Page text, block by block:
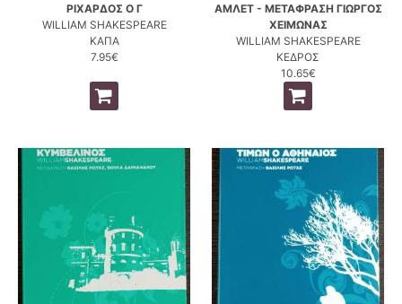
ΡΙΧΑΡΔΟΣ Ο Γ
WILLIAM SHAKESPEARE
ΚΑΠΑ
7.95€
ΑΜΛΕΤ - ΜΕΤΑΦΡΑΣΗ ΓΙΩΡΓΟΣ
ΧΕΙΜΩΝΑΣ
WILLIAM SHAKESPEARE
ΚΕΔΡΟΣ
10.65€